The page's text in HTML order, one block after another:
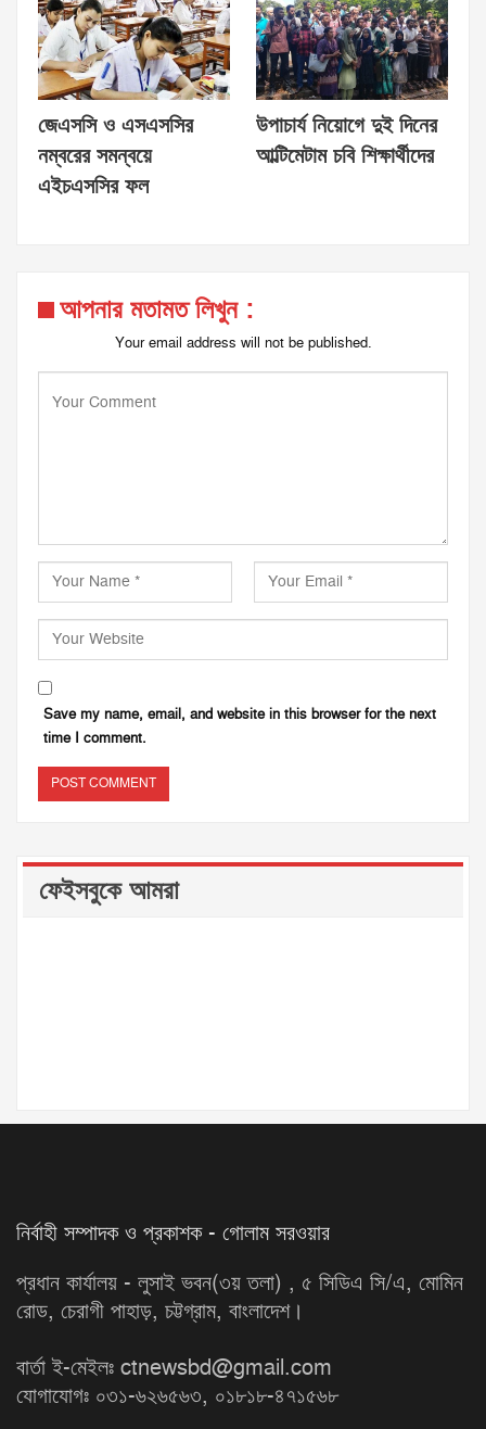
জেএসসি ও এসএসসির
নম্বরের সমন্বয়ে
এইচএসসির ফল
উপাচার্য নিয়োগে দুই দিনের
আল্টিমেটাম চবি শিক্ষার্থীদের
আপনার মতামত লিখুন :
Your email address will not be published.
Save my name, email, and website in this browser for the next
time I comment.
ফেইসবুকে আমরা
নির্বাহী সম্পাদক ও প্রকাশক - গোলাম সরওয়ার
প্রধান কার্যালয় - লুসাই ভবন(৩য় তলা) , ৫ সিডিএ সি/এ, মোমিন
রোড, চেরাগী পাহাড়, চট্টগ্রাম, বাংলাদেশ।
বার্তা ই-মেইলঃ ctnewsbd@gmail.com
যোগাযোগঃ ০৩১-৬২৬৫৬৩, ০১৮১৮-৪৭১৫৬৮